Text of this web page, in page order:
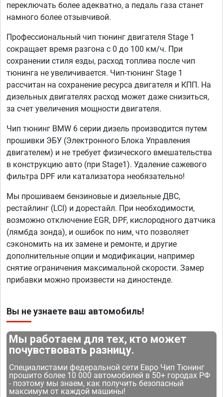
переключать более адекватно, а педаль газа станет
намного более отзывчивой.
Профессиональный чип тюнинг двигателя Stage 1
сокращает время разгона с 0 до 100 км/ч. При
сохранении стиля езды, расход топлива после чип
тюнинга не увеличивается. Чип-тюнинг Stage 1
рассчитан на сохранение ресурса двигателя и КПП. На
дизельных двигателях расход может даже снизиться,
за счет увеличения мощности двигателя.
Чип тюнинг BMW 6 серии дизель производится путем
прошивки ЭБУ (Электронного Блока Управления
двигателем) и не требует физического вмешательства
в конструкцию авто (при Stage1). Удаление сажевого
фильтра DPF или катализатора необязательно!
Мы прошиваем бензиновые и дизельные ДВС,
рестайлинг (LCI) и дорестайл. При необходимости,
возможно отключение EGR, DPF, кислородного датчика
(лямбда зонда), и ошибок по ним, что позволяет
сэкономить на их замене и ремонте, и другие
дополнительные опции и модификации, например
снятие ограничения максимальной скорости. Замер
прибавки можно произвести на диностенде.
Вы не узнаете ваш автомобиль!
Мы работаем для тех, кто может
почувствовать разницу.
Специалистами федеральной сети Евро Чип Тюнинг
прошито более 10 000 автомобилей в 50+ городах РФ
- поэтому мы знаем, как получить безопасный
максимум от каждой машины!